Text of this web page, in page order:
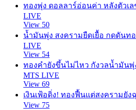
ทองพุ่ง ดอลลาร์อ่อนค่า หลังตัวเล
LIVE
View 50
น้ำมันพุ่ง สงครามยืดเยื้อ กดดันทอ
LIVE
View 54
ทองคำยังขึ้นไม่ไหว กังวลน้ำมันพุ่
MTS LIVE
View 69
เงินเฟ้อดิ่ง! ทองฟื้นแต่สงครามยัง
View 75